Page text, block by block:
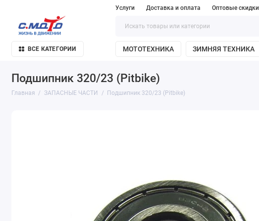
Услуги Доставка и оплата Оптовые скидки
ВСЕ КАТЕГОРИИ МОТОТЕХНИКА ЗИМНЯЯ ТЕХНИКА
Подшипник 320/23 (Pitbike)
Главная ЗАПАСНЫЕ ЧАСТИ Подшипник 320/23 (Pitbike)